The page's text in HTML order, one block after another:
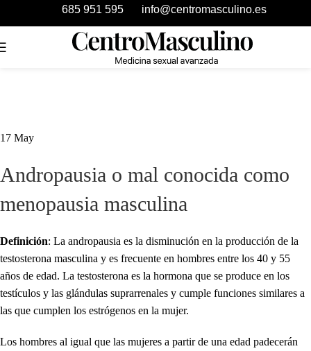
685 951 595 info@centromasculino.es
17 May
Andropausia o mal conocida como
menopausia masculina
Definición: La andropausia es la disminución en la producción de la
testosterona masculina y es frecuente en hombres entre los 40 y 55
años de edad. La testosterona es la hormona que se produce en los
testículos y las glándulas suprarrenales y cumple funciones similares a
las que cumplen los estrógenos en la mujer.
Los hombres al igual que las mujeres a partir de una edad padecerán